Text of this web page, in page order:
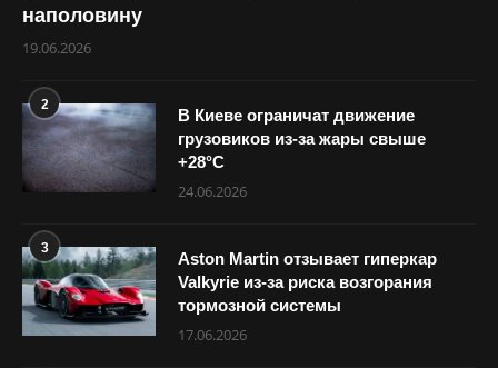
наполовину
19.06.2026
2
В Киеве ограничат движение
грузовиков из-за жары свыше
+28°С
24.06.2026
3
Aston Martin отзывает гиперкар
Valkyrie из-за риска возгорания
тормозной системы
17.06.2026